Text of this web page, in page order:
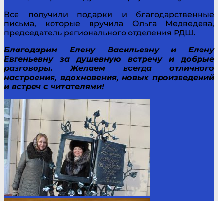
Все получили подарки и благодарственные
письма, которые вручила Ольга Медведева,
председатель регионального отделения РДШ.
Благодарим Елену Васильевну и Елену
Евгеньевну за душевную встречу и добрые
разговоры. Желаем всегда отличного
настроения, вдохновения, новых произведений
и встреч с читателями!